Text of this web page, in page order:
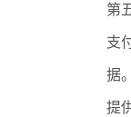
第
支
据
提